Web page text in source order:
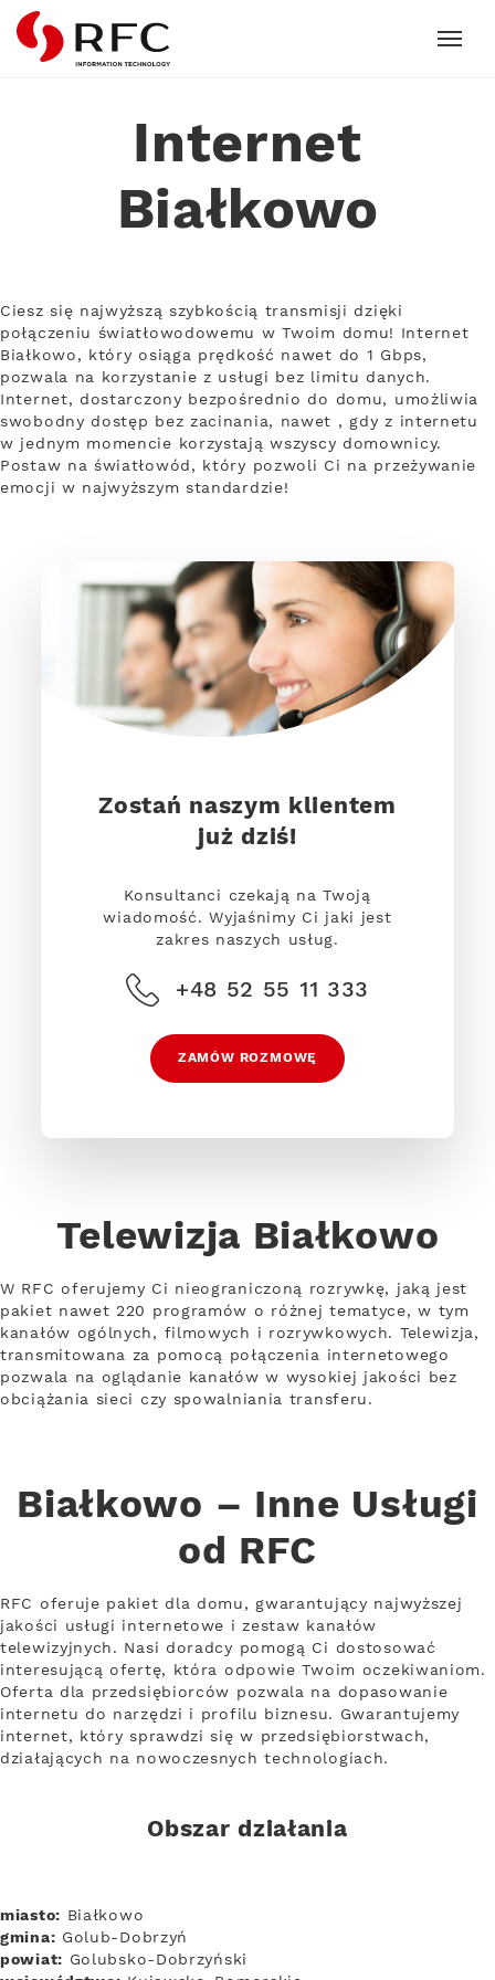
RFC
Internet
Białkowo
Ciesz się najwyższą szybkością transmisji dzięki
połączeniu światłowodowemu w Twoim domu! Internet
Białkowo, który osiąga prędkość nawet do 1 Gbps,
pozwala na korzystanie z usługi bez limitu danych.
Internet, dostarczony bezpośrednio do domu, umożliwia
swobodny dostęp bez zacinania, nawet , gdy z internetu
w jednym momencie korzystają wszyscy domownicy.
Postaw na światłowód, który pozwoli Ci na przeżywanie
emocji w najwyższym standardzie!
Zostań naszym klientem
już dziś!
Konsultanci czekają na Twoją
wiadomość. Wyjaśnimy Ci jaki jest
zakres naszych usług.
+48 52 55 11 333
ZAMÓW ROZMOWĘ
Telewizja Białkowo
W RFC oferujemy Ci nieograniczoną rozrywkę, jaką jest
pakiet nawet 220 programów o różnej tematyce, w tym
kanałów ogólnych, filmowych i rozrywkowych. Telewizja,
transmitowana za pomocą połączenia internetowego
pozwala na oglądanie kanałów w wysokiej jakości bez
obciążania sieci czy spowalniania transferu.
Białkowo – Inne Usługi
od RFC
RFC oferuje pakiet dla domu, gwarantujący najwyższej
jakości usługi internetowe i zestaw kanałów
telewizyjnych. Nasi doradcy pomogą Ci dostosować
interesującą ofertę, która odpowie Twoim oczekiwaniom.
Oferta dla przedsiębiorców pozwala na dopasowanie
internetu do narzędzi i profilu biznesu. Gwarantujemy
internet, który sprawdzi się w przedsiębiorstwach,
działających na nowoczesnych technologiach.
Obszar działania
miasto: Białkowo
gmina: Golub-Dobrzyń
powiat: Golubsko-Dobrzyński